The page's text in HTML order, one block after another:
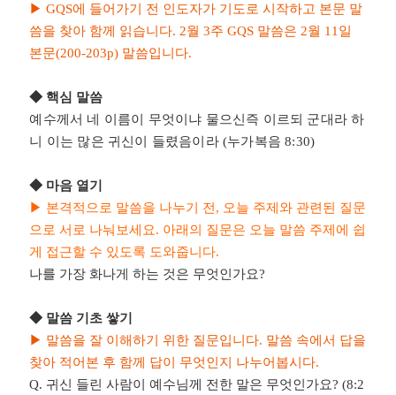
▶GQS에 들어가기 전 인도자가 기도로 시작하고 본문 말
씀을 찾아 함께 읽습니다. 2월 3주GQS 말씀은 2월 11 일
본문(200-203p) 말씀입니다.
◆ 핵심 말씀
예수께서 네 이름이 무엇이냐 물으신즉 이르되 군대라 하
니 이는 많은 귀신이 들렸음이라 (누가복음 8:30)
◆ 마음 열기
▶ 본격적으로 말씀을 나누기 전, 오늘 주제와 관련된 질문
으로 서로 나눠보세요. 아래의 질문은 오늘 말씀 주제에 쉽
게 접근할 수 있도록 도와줍니다.
나를 가장 화나게 하는 것은 무엇인가요?
◆ 말씀 기초 쌓기
▶ 말씀을 잘 이해하기 위한 질문입니다. 말씀 속에서 답을
찾아 적어본 후 함께 답이 무엇인지 나누어봅시다.
Q. 귀신 들린 사람이 예수님께 전한 말은 무엇인가요? (8:2